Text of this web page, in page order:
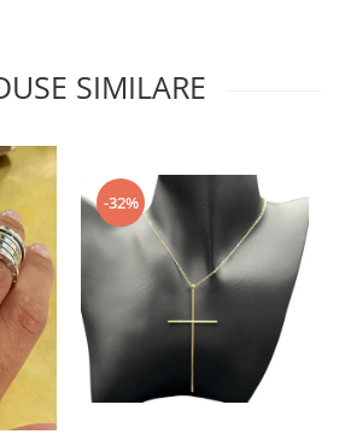
SIMILARE
-32%